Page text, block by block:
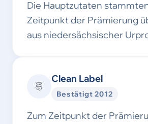
Die Hauptzutaten
Zeitpunkt der Prämierung
aus niedersächsischer
Clean Label
Bestätigt 2012
Zum Zeitpunkt der